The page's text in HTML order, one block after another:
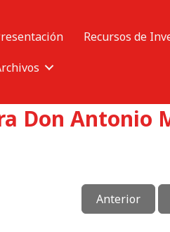
Recursos de
Don Antonio
Anterior